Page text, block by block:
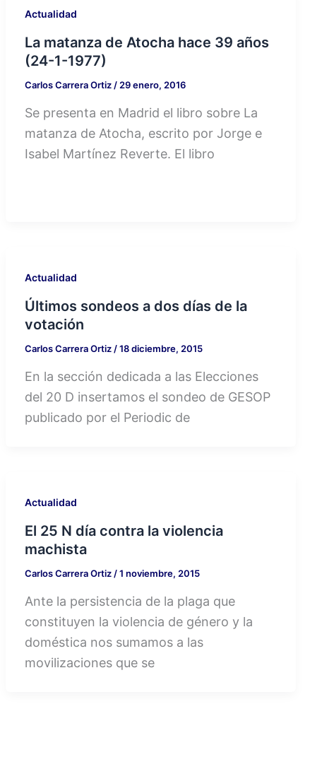
Actualidad
La matanza de Atocha hace 39 años
(24-1-1977)
Carlos Carrera Ortiz/29 enero, 2016
Se presenta en Madrid el libro sobre La
matanza de Atocha, escrito por Jorge e
Isabel Martínez Reverte. El libro
Actualidad
Últimos sondeos a dos días de la
votación
Carlos Carrera Ortiz/18 diciembre, 2015
En la sección dedicada a las Elecciones
del 20 D insertamos el sondeo de GESOP
publicado por el Periodic de
Actualidad
El 25 N día contra la violencia
machista
Carlos Carrera Ortiz/1 noviembre, 2015
Ante la persistencia de la plaga que
constituyen la violencia de género y la
doméstica nos sumamos a las
movilizaciones que se